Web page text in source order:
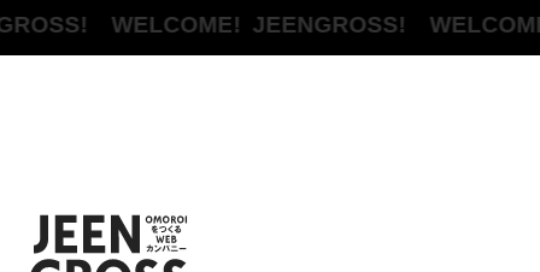
WELCOME!JEENGROSS!